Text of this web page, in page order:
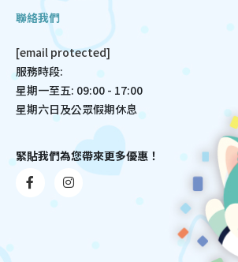
聯絡我們
[email protected]
服務時段:
星期一至五: 09:00 - 17:00
星期六日及公眾假期休息
緊貼我們為您帶來更多優惠！